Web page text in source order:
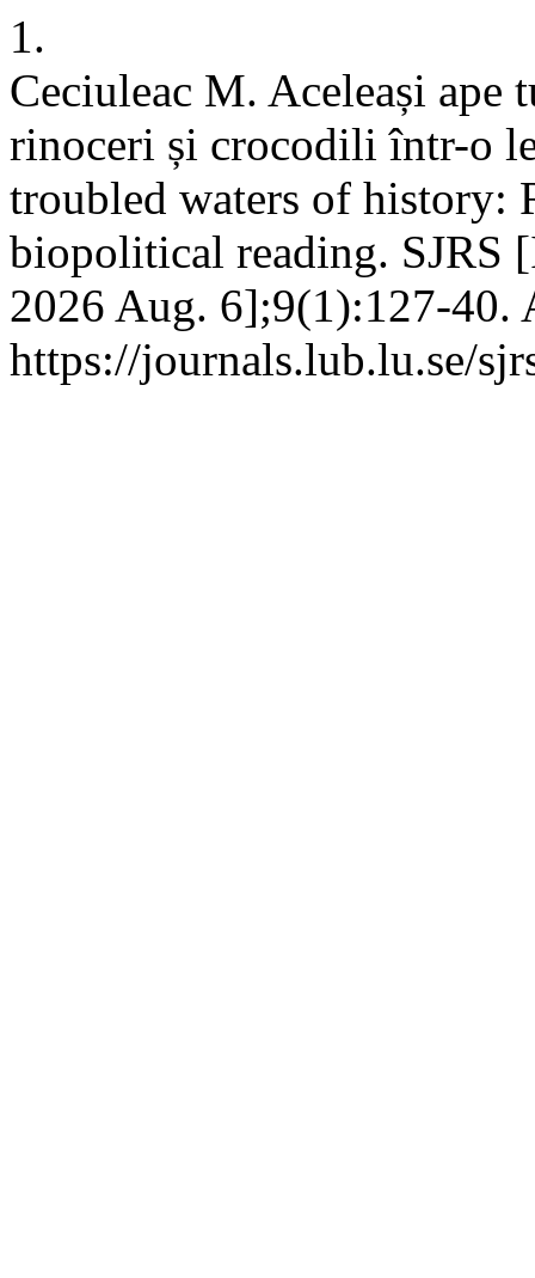
1.
Ceciuleac M. Aceleași ape
rinoceri și crocodili într-o
troubled waters of history:
biopolitical reading. SJRS
2026 Aug. 6];9(1):127-40.
https://journals.lub.lu.se/